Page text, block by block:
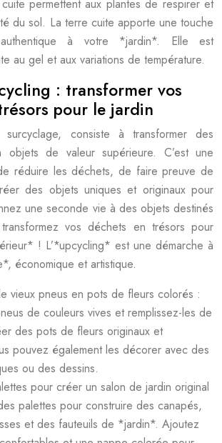
permettent aux plantes de respirer et
du sol. La terre cuite apporte une touche
à votre *jardin*. Elle est
au gel et aux variations de température.
: transformer vos
pour le jardin
surcyclage, consiste à transformer des
objets de valeur supérieure. C’est une
réduire les déchets, de faire preuve de
des objets uniques et originaux pour
une seconde vie à des objets destinés
vos déchets en trésors pour
! L’*upcycling* est une démarche à
économique et artistique.
vieux pneus en pots de fleurs colorés :
de couleurs vives et remplissez-les de
des pots de fleurs originaux et
pouvez également les décorer avec des
ou des dessins.
pour créer un salon de jardin original
palettes pour construire des canapés,
et des fauteuils de *jardin*. Ajoutez